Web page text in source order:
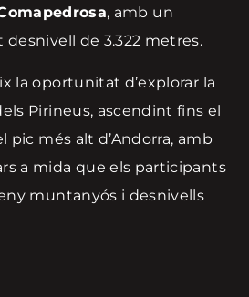
, amb un
desnivell de 3.322 metres.
la oportunitat d’explorar la
Pirineus, ascendint fins el
pic més alt d’Andorra, amb
a mida que els participants
muntanyós i desnivells